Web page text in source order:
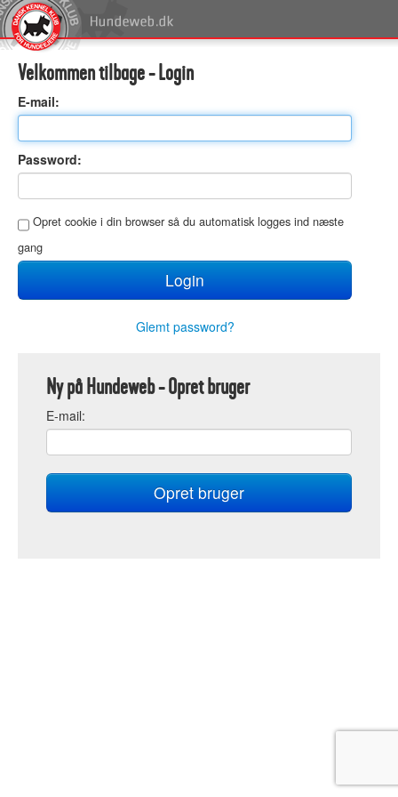
Velkommen tilbage - Login
E-mail:
Password:
Opret cookie i din browser så du automatisk logges ind næste
gang
Glemt password?
Ny på Hundeweb - Opret bruger
E-mail: